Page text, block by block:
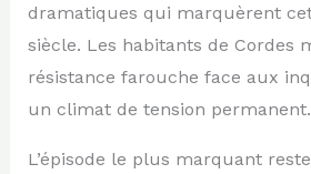
dramatiques qui marquèrent
siècle. Les habitants de Cordes
résistance farouche face aux
un climat de tension permanent.
L’épisode le plus marquant